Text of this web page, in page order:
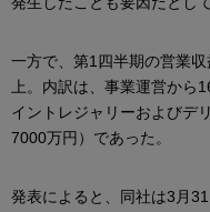
一方で、第1四半期の営業
上。内訳は、事業運営から
イントレジャリーおよびデ
7000万円）であった。
発表によると、同社は3月